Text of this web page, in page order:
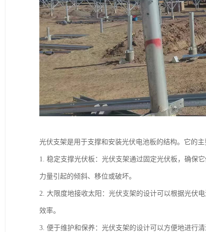
光伏支架是用于支撑和安装光伏电池板的结构。它的主
1. 稳定支撑光伏板：光伏支架通过固定光伏板，确保
力量引起的倾斜、移位或破坏。
2. 大限度地接收太阳：光伏支架的设计可以根据光伏
效率。
3. 便于维护和保养：光伏支架的设计可以方便地进行